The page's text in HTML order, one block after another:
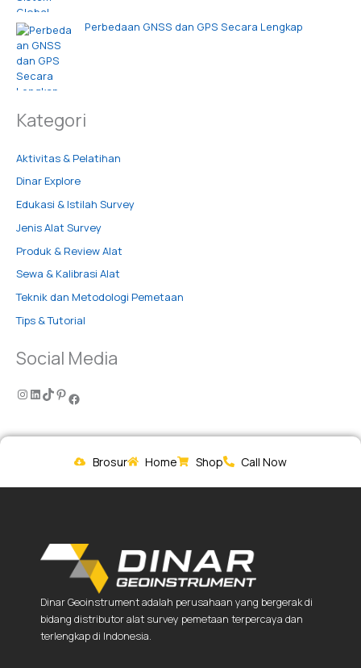
Perbedaan GNSS dan GPS Secara Lengkap
Kategori
Aktivitas & Pelatihan
Dinar Explore
Edukasi & Istilah Survey
Jenis Alat Survey
Produk & Review Alat
Sewa & Kalibrasi Alat
Teknik dan Metodologi Pemetaan
Tips & Tutorial
Social Media
Brosur Home Shop Call Now
Dinar Geoinstrument adalah perusahaan yang bergerak di
bidang distributor alat survey pemetaan terpercaya dan
terlengkap di Indonesia.